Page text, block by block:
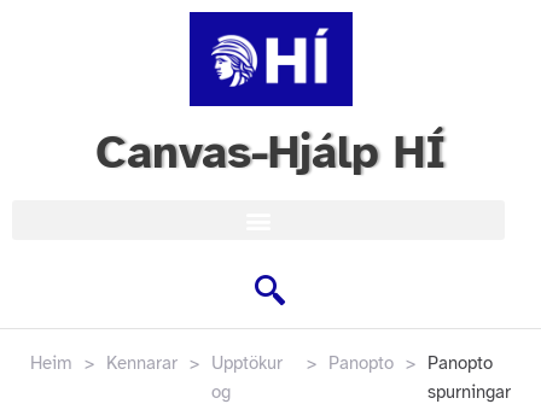
Canvas-Hjálp HÍ
Heim > Kennarar >
Upptökur
og
> Panopto >
Panopto
spurningar